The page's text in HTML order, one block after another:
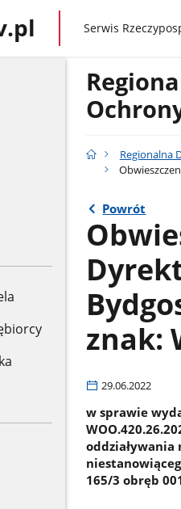
gov.pl
Serwis
Regionalna
Powrót
znak:
29.06.2022
w sprawie
oddziaływania
165/3 obręb